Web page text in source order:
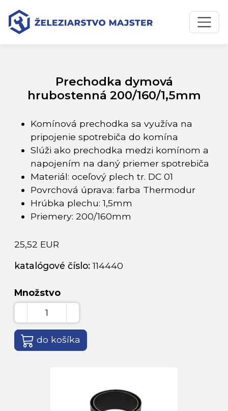
Preskočiť na obsah
Preskočiť na hlavné menu
Úvodná stránka
Prechodka dymová hrubostenná 200/160/1,5mm
Prechodka dymová
hrubostenná 200/160/1,5mm
Komínová prechodka sa využíva na
pripojenie spotrebiča do komína
Slúži ako prechodka medzi komínom a
napojením na daný priemer spotrebiča
Materiál: oceľový plech tr. DC 01
Povrchová úprava: farba Thermodur
Hrúbka plechu: 1,5mm
Priemery: 200/160mm
25,52 EUR
katalógové číslo:114440
Množstvo
do košíka